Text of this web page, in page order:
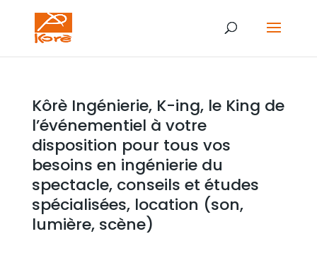
Kôrè Ingénierie, K-ing, le King de
l’événementiel à votre
disposition pour tous vos
besoins en ingénierie du
spectacle, conseils et études
spécialisées, location (son,
lumière, scène)